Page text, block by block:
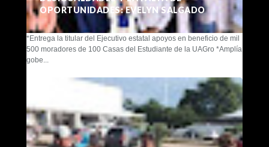
OPORTUNIDADES: EVELYN SALGADO
*Entrega la titular del Ejecutivo estatal apoyos en beneficio de mil
500 moradores de 100 Casas del Estudiante de la UAGro *Amplía
gobe...